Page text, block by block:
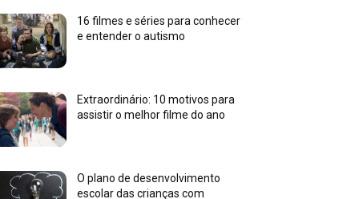
16 filmes e séries para conhecer
e entender o autismo
Extraordinário: 10 motivos para
assistir o melhor filme do ano
O plano de desenvolvimento
escolar das crianças com